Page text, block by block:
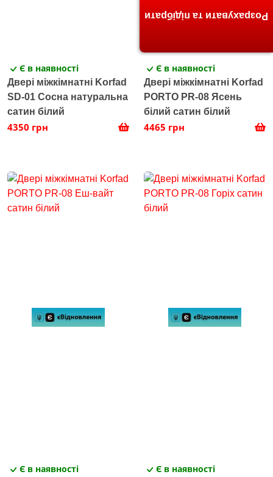
Є в наявності
Двері міжкімнатні Korfad
SD-01 Сосна натуральна
сатин білий
4350 грн
Є в наявності
Двері міжкімнатні Korfad
PORTO PR-08 Ясень
білий сатин білий
4465 грн
Є в наявності Є в наявності
Розрахувати та підібрати